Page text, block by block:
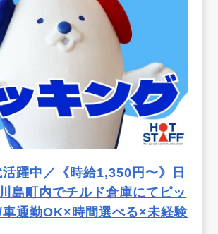
躍中／《時給1,350円〜》日
島町内でチルド倉庫にてピッ
通勤OK×時間選べる×未経験